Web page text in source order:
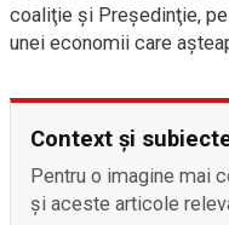
coaliţie şi Preşedinţie,
unei economii care
Context și
Pentru o imagine mai
și aceste articole